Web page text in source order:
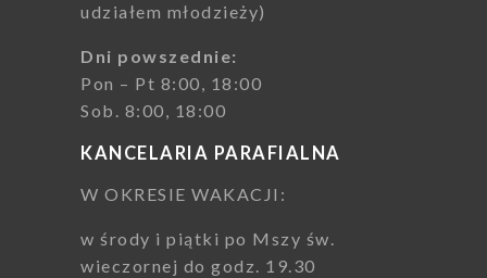
udziałem młodzieży)
Dni powszednie:
Pon – Pt 8:00, 18:00
Sob. 8:00, 18:00
KANCELARIA PARAFIALNA
W OKRESIE WAKACJI:
w środy i piątki po Mszy św.
wieczornej do godz. 19.30